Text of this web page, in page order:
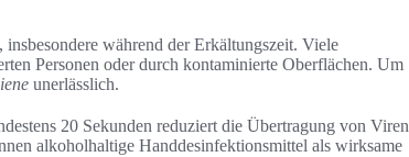
während der Erkältungszeit. Viele
Personen oder durch kontaminierte Oberflächen. Um
unerlässlich.
20 Sekunden reduziert die Übertragung von Viren
alkoholhaltige Handdesinfektionsmittel als wirksame